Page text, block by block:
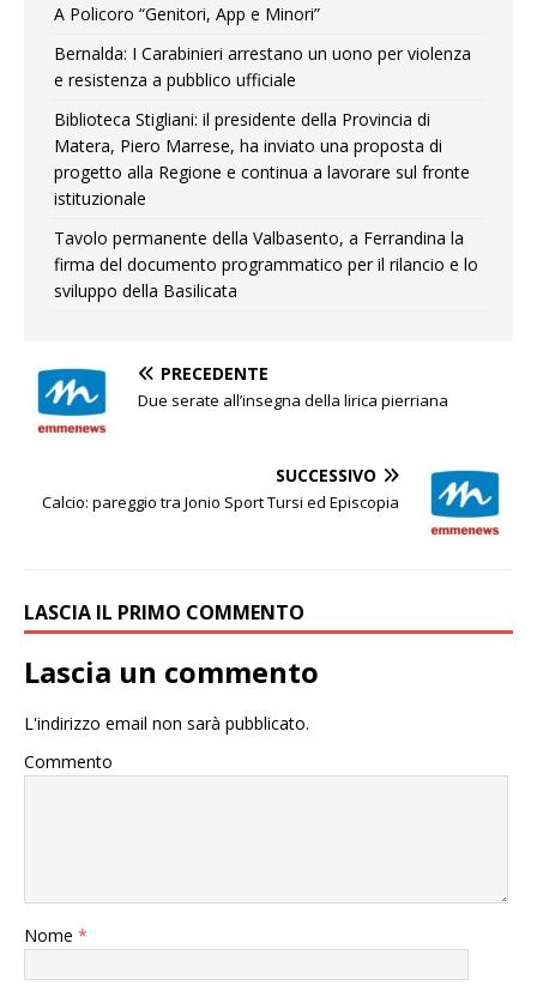
A Policoro “Genitori, App e Minori”
Bernalda: I Carabinieri arrestano un uono per violenza
e resistenza a pubblico ufficiale
Biblioteca Stigliani: il presidente della Provincia di
Matera, Piero Marrese, ha inviato una proposta di
progetto alla Regione e continua a lavorare sul fronte
istituzionale
Tavolo permanente della Valbasento, a Ferrandina la
firma del documento programmatico per il rilancio e lo
sviluppo della Basilicata
PRECEDENTE
Due serate all’insegna della lirica pierriana
SUCCESSIVO
Calcio: pareggio tra Jonio Sport Tursi ed Episcopia
LASCIA IL PRIMO COMMENTO
Lascia un commento
L'indirizzo email non sarà pubblicato.
Commento
Nome *